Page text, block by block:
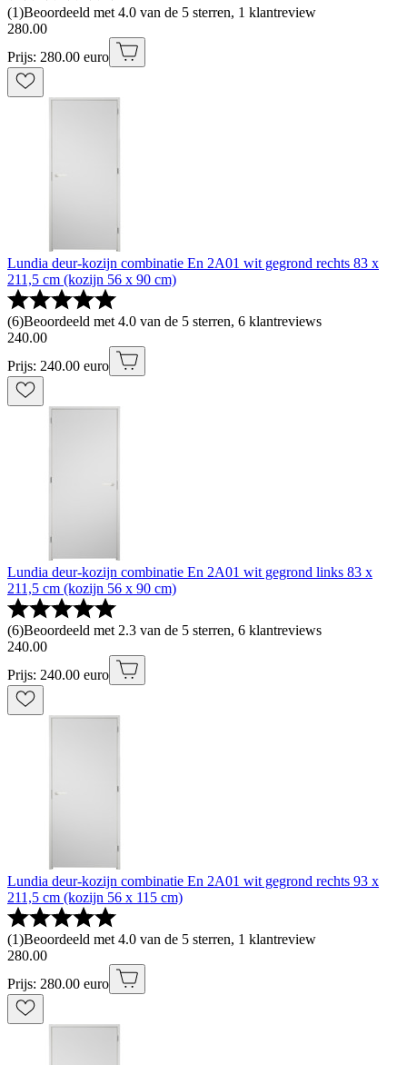
(1)Beoordeeld met 4.0 van de 5 sterren, 1 klantreview
280.00
Prijs: 280.00 euro
Lundia deur-kozijn combinatie En 2A01 wit gegrond rechts 83 x
211,5 cm (kozijn 56 x 90 cm)
(6)Beoordeeld met 4.0 van de 5 sterren, 6 klantreviews
240.00
Prijs: 240.00 euro
Lundia deur-kozijn combinatie En 2A01 wit gegrond links 83 x
211,5 cm (kozijn 56 x 90 cm)
(6)Beoordeeld met 2.3 van de 5 sterren, 6 klantreviews
240.00
Prijs: 240.00 euro
Lundia deur-kozijn combinatie En 2A01 wit gegrond rechts 93 x
211,5 cm (kozijn 56 x 115 cm)
(1)Beoordeeld met 4.0 van de 5 sterren, 1 klantreview
280.00
Prijs: 280.00 euro